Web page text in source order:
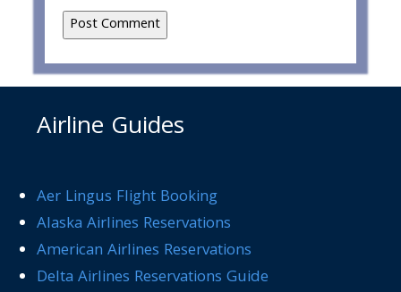
Airline Guides
Aer Lingus Flight Booking
Alaska Airlines Reservations
American Airlines Reservations
Delta Airlines Reservations Guide